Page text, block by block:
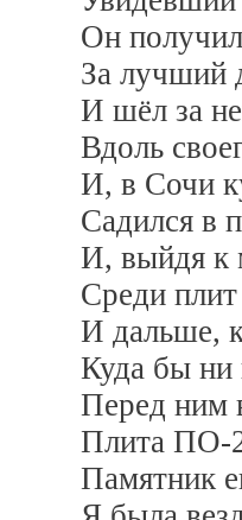
Он
За лучший
И шёл за
Вдоль
И, в Сочи
Садился в
И, выйдя к
Среди плит
И дальше,
Куда бы ни
Перед ним
Плита ПО-
Памятник